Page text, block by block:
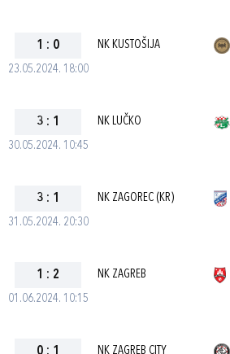
23.05.2024. 18:00
1 : 0 NK KUSTOŠIJA
30.05.2024. 10:45
3 : 1 NK LUČKO
31.05.2024. 20:30
3 : 1 NK ZAGOREC (KR)
01.06.2024. 10:15
1 : 2 NK ZAGREB
NK ZAGREB CITY